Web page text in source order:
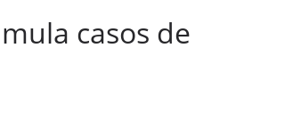
casos de